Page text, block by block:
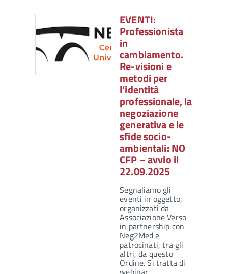
EVENTI:
Professionista
in
cambiamento.
Re-visioni e
metodi per
l’identità
professionale, la
negoziazione
generativa e le
sfide socio-
ambientali: NO
CFP – avvio il
22.09.2025
Segnaliamo gli
eventi in oggetto,
organizzati da
Associazione Verso
in partnership con
Neg2Med e
patrocinati, tra gli
altri, da questo
Ordine. Si tratta di